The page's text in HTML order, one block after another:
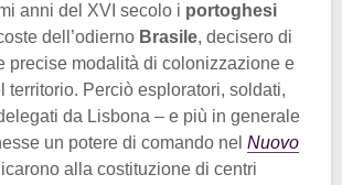
anni del XVI secolo i portoghesi
dell’odierno Brasile, decisero di
precise modalità di colonizzazione e
territorio. Perciò esploratori, soldati,
da Lisbona – e più in generale
un potere di comando nel Nuovo
alla costituzione di centri